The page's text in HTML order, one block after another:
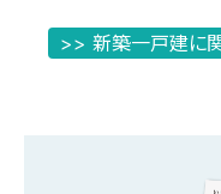
>> 新築一戸建に